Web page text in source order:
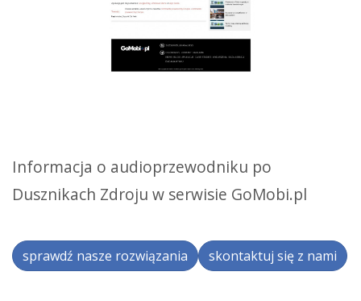
Informacja o audioprzewodniku po
Dusznikach Zdroju w serwisie GoMobi.pl
sprawdź nasze rozwiązania skontaktuj się z nami